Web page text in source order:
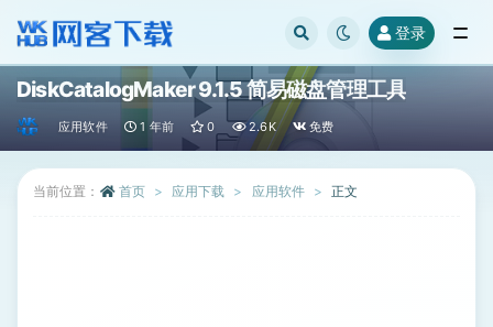
登录
DiskCatalogMaker 9.1.5 简易磁盘管理工具
应用软件 1 年前 0 2.6K 免费
当前位置： 首页 应用下载 应用软件 正文
全部